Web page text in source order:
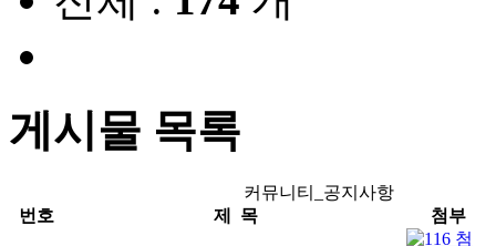
게시물 목록
커뮤니티_공지사항
번호
제 목 첨부